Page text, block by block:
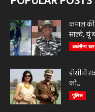
कमाल
साल्वे, यूं
अर्धसैन्य बल
डीसीपी
को...
पुलिस